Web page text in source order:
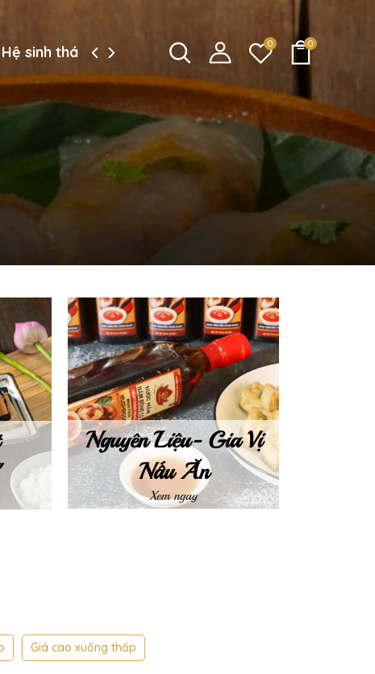
Hệ sinh thái công ty 0 0
Nguyên Liệu- Gia Vị
Nấu Ăn
Xem ngay
Giá cao xuống thấp